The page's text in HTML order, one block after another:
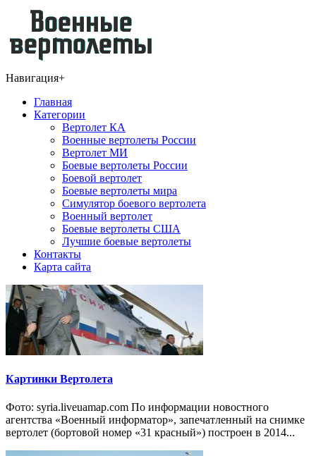
Навигация+
Главная
Категории
Вертолет КА
Военные вертолеты России
Вертолет МИ
Боевые вертолеты России
Боевой вертолет
Боевые вертолеты мира
Симулятор боевого вертолета
Военный вертолет
Боевые вертолеты США
Лучшие боевые вертолеты
Контакты
Карта сайта
Картинки Вертолета
Фото: syria.liveuamap.com По информации новостного
агентства «Военный информатор», запечатленный на снимке
вертолет (бортовой номер «31 красный») построен в 2014...